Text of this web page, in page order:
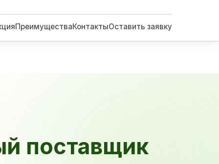
ПреимуществаКонтактыОставить заявку
поставщик